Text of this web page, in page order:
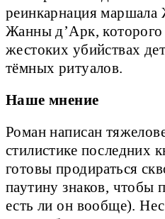
реинкарнация маршала
Жанны д’Арк, которого
жестоких убийствах
тёмных ритуалов.
Наше мнение
Роман написан
стилистике последних
готовы продираться
паутину знаков, чтобы
есть ли он вообще).